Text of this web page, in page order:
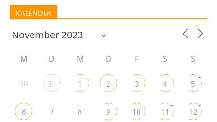
KALENDER
M D M D F S S
30 31 1 2 3 4 5
+
6 7 8 9 10 11
+
12
+